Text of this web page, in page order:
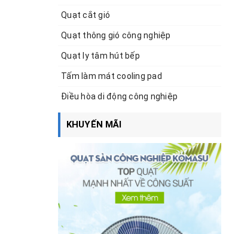
Quạt cắt gió
Quạt thông gió công nghiệp
Quạt ly tâm hút bếp
Tấm làm mát cooling pad
Điều hòa di động công nghiệp
KHUYẾN MÃI